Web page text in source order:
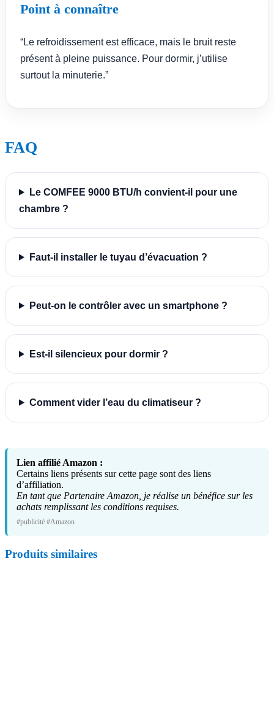
Point à connaître
“Le refroidissement est efficace, mais le bruit reste
présent à pleine puissance. Pour dormir, j’utilise
surtout la minuterie.”
FAQ
Le COMFEE 9000 BTU/h convient-il pour une
chambre ?
Faut-il installer le tuyau d’évacuation ?
Peut-on le contrôler avec un smartphone ?
Est-il silencieux pour dormir ?
Comment vider l’eau du climatiseur ?
Lien affilié Amazon :
Certains liens présents sur cette page sont des liens
d’affiliation.
En tant que Partenaire Amazon, je réalise un bénéfice sur les
achats remplissant les conditions requises.
#publicité #Amazon
Produits similaires